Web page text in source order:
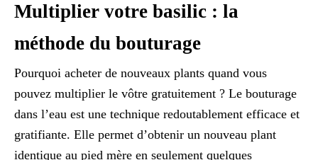
Multiplier votre basilic : la
méthode du bouturage
Pourquoi acheter de nouveaux plants quand vous
pouvez multiplier le vôtre gratuitement ? Le bouturage
dans l’eau est une technique redoutablement efficace et
gratifiante. Elle permet d’obtenir un nouveau plant
identique au pied mère en seulement quelques